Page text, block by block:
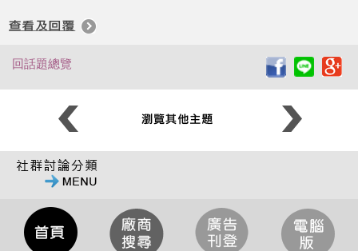
回話題總覽